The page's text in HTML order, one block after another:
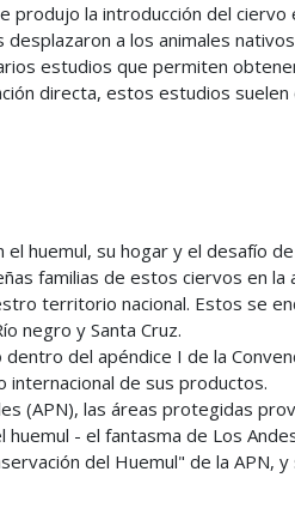
produjo la introducción del
a los animales
estudios que permiten
directa, estos estudios
huemul, su hogar y el desafío
familias de estos ciervos en
territorio nacional. Estos se
negro y Santa Cruz.
del apéndice I de la
internacional de sus productos.
(APN), las áreas protegidas
- el fantasma de Los
del Huemul" de la APN,